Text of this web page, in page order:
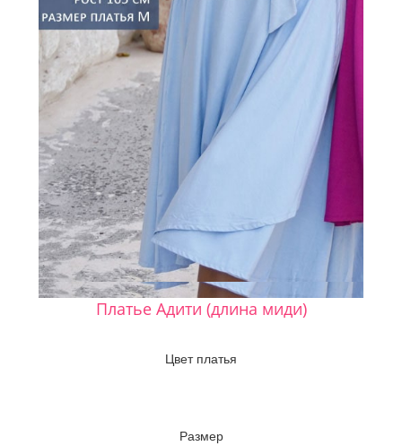
Платье Адити (длина миди)
Цвет платья
Размер